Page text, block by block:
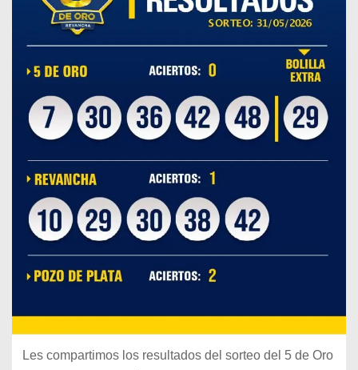
Les compartimos los resultados del sorteo del 5 de Oro